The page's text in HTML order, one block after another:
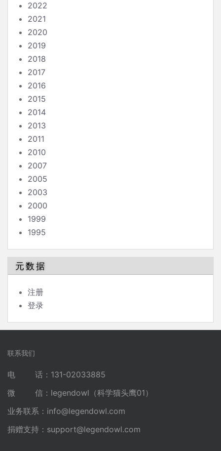
2022
2021
2020
2019
2018
2017
2016
2015
2014
2013
2011
2010
2007
2005
2003
2000
1999
1995
元数据
注册
登录
联系我们
电 话：131-02033885
微 信：legendowl（科学猫头鹰01）
业务联系： info@legendowl.com
捐赠支持： support@legendowl.com